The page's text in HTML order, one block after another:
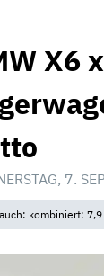
X6
7.
kombiniert: